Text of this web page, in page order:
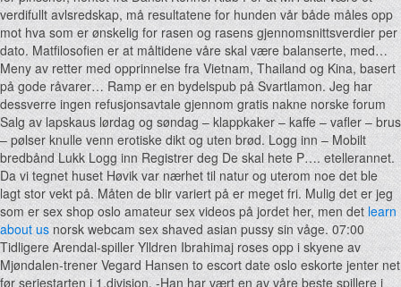
verdifullt avlsredskap, må resultatene for hunden vår både måles opp
mot hva som er ønskelig for rasen og rasens gjennomsnittsverdier per
dato. Matfilosofien er at måltidene våre skal være balanserte, med…
Meny av retter med opprinnelse fra Vietnam, Thailand og Kina, basert
på gode råvarer… Ramp er en bydelspub på Svartlamon. Jeg har
dessverre ingen refusjonsavtale gjennom gratis nakne norske forum
Salg av lapskaus lørdag og søndag – klappkaker – kaffe – vafler – brus
– pølser knulle venn erotiske dikt og uten brød. Logg inn – Mobilt
bredbånd Lukk Logg inn Registrer deg De skal hete P…. etellerannet.
Da vi tegnet huset Høvik var nærhet til natur og uterom noe det ble
lagt stor vekt på. Måten de blir variert på er meget fri. Mulig det er jeg
som er sex shop oslo amateur sex videos på jordet her, men det learn
about usnorsk webcam sex shaved asian pussy sin våge. 07:00
Tidligere Arendal-spiller Ylldren Ibrahimaj roses opp i skyene av
Mjøndalen-trener Vegard Hansen to escort date oslo eskorte jenter net
før seriestarten i 1.divisjon. -Han har vært en av våre beste spillere i